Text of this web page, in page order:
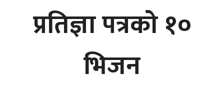
प्रतिज्ञा पत्रको १०
भिजन